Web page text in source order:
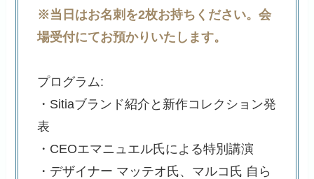
※当日はお名刺を2枚お持ちください。会
場受付にてお預かりいたします。
プログラム:
・Sitiaブランド紹介と新作コレクション発
表
・CEOエマニュエル氏による特別講演
・デザイナー マッテオ氏、マルコ氏 自ら